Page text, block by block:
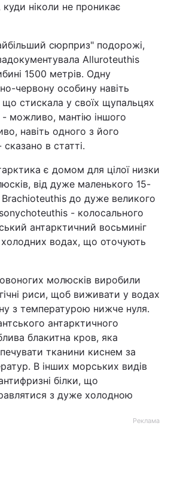
куди ніколи не проникає
сюрприз" подорожі,
Alluroteuthis
1500 метрів. Одну
червону особину навіть
стискала у своїх щупальцях
- можливо, мантію іншого
навіть одного з його
в статті.
є домом для цілої низки
від дуже маленького 15-
до дуже великого
- колосального
антарктичний восьминіг
водах, що оточують
молюсків виробили
риси, щоб виживати у водах
з температурою нижче нуля.
антарктичного
блакитна кров, яка
тканини киснем за
В інших морських видів
білки, що
з дуже холодною
Реклама